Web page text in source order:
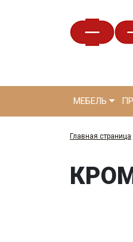
МЕБЕЛЬ
Главная страница